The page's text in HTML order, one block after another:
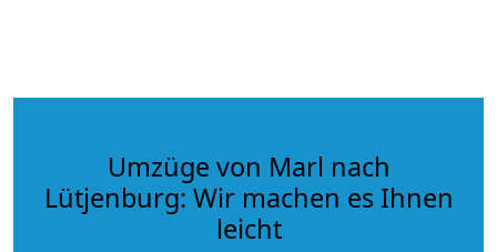
Umzüge von Marl nach
Lütjenburg: Wir machen es Ihnen
leicht